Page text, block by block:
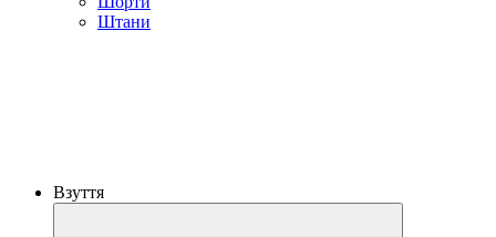
Штани
Взуття